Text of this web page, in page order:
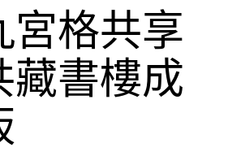
宮格共享
藏書樓成